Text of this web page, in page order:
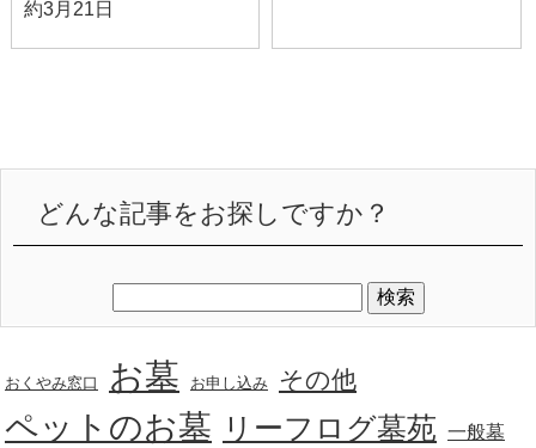
約3月21日
どんな記事をお探しですか？
おくやみ窓口 お墓 お申し込み その他
ペットのお墓 リーフログ墓苑 一般墓